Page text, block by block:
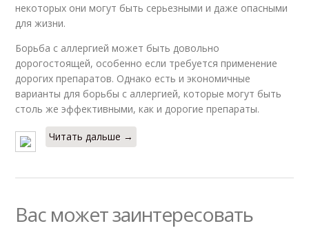
некоторых они могут быть серьезными и даже опасными
для жизни.
Борьба с аллергией может быть довольно
дорогостоящей, особенно если требуется применение
дорогих препаратов. Однако есть и экономичные
варианты для борьбы с аллергией, которые могут быть
столь же эффективными, как и дорогие препараты.
Читать дальше →
Вас может заинтересовать